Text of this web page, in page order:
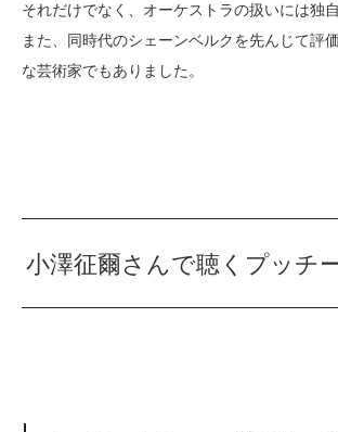
それだけでなく、オーケストラの扱いには独
また、同時代のシェーンベルクを先んじて評
な芸術家でもありました。
小澤征爾さんで聴くプッチ